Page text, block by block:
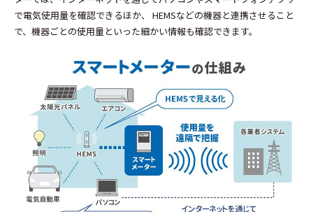
で電気使用量を確認できるほか、 HEMSなどの機器と連携させること
で、機器ごとの使用量といった細かい情報も確認できます。